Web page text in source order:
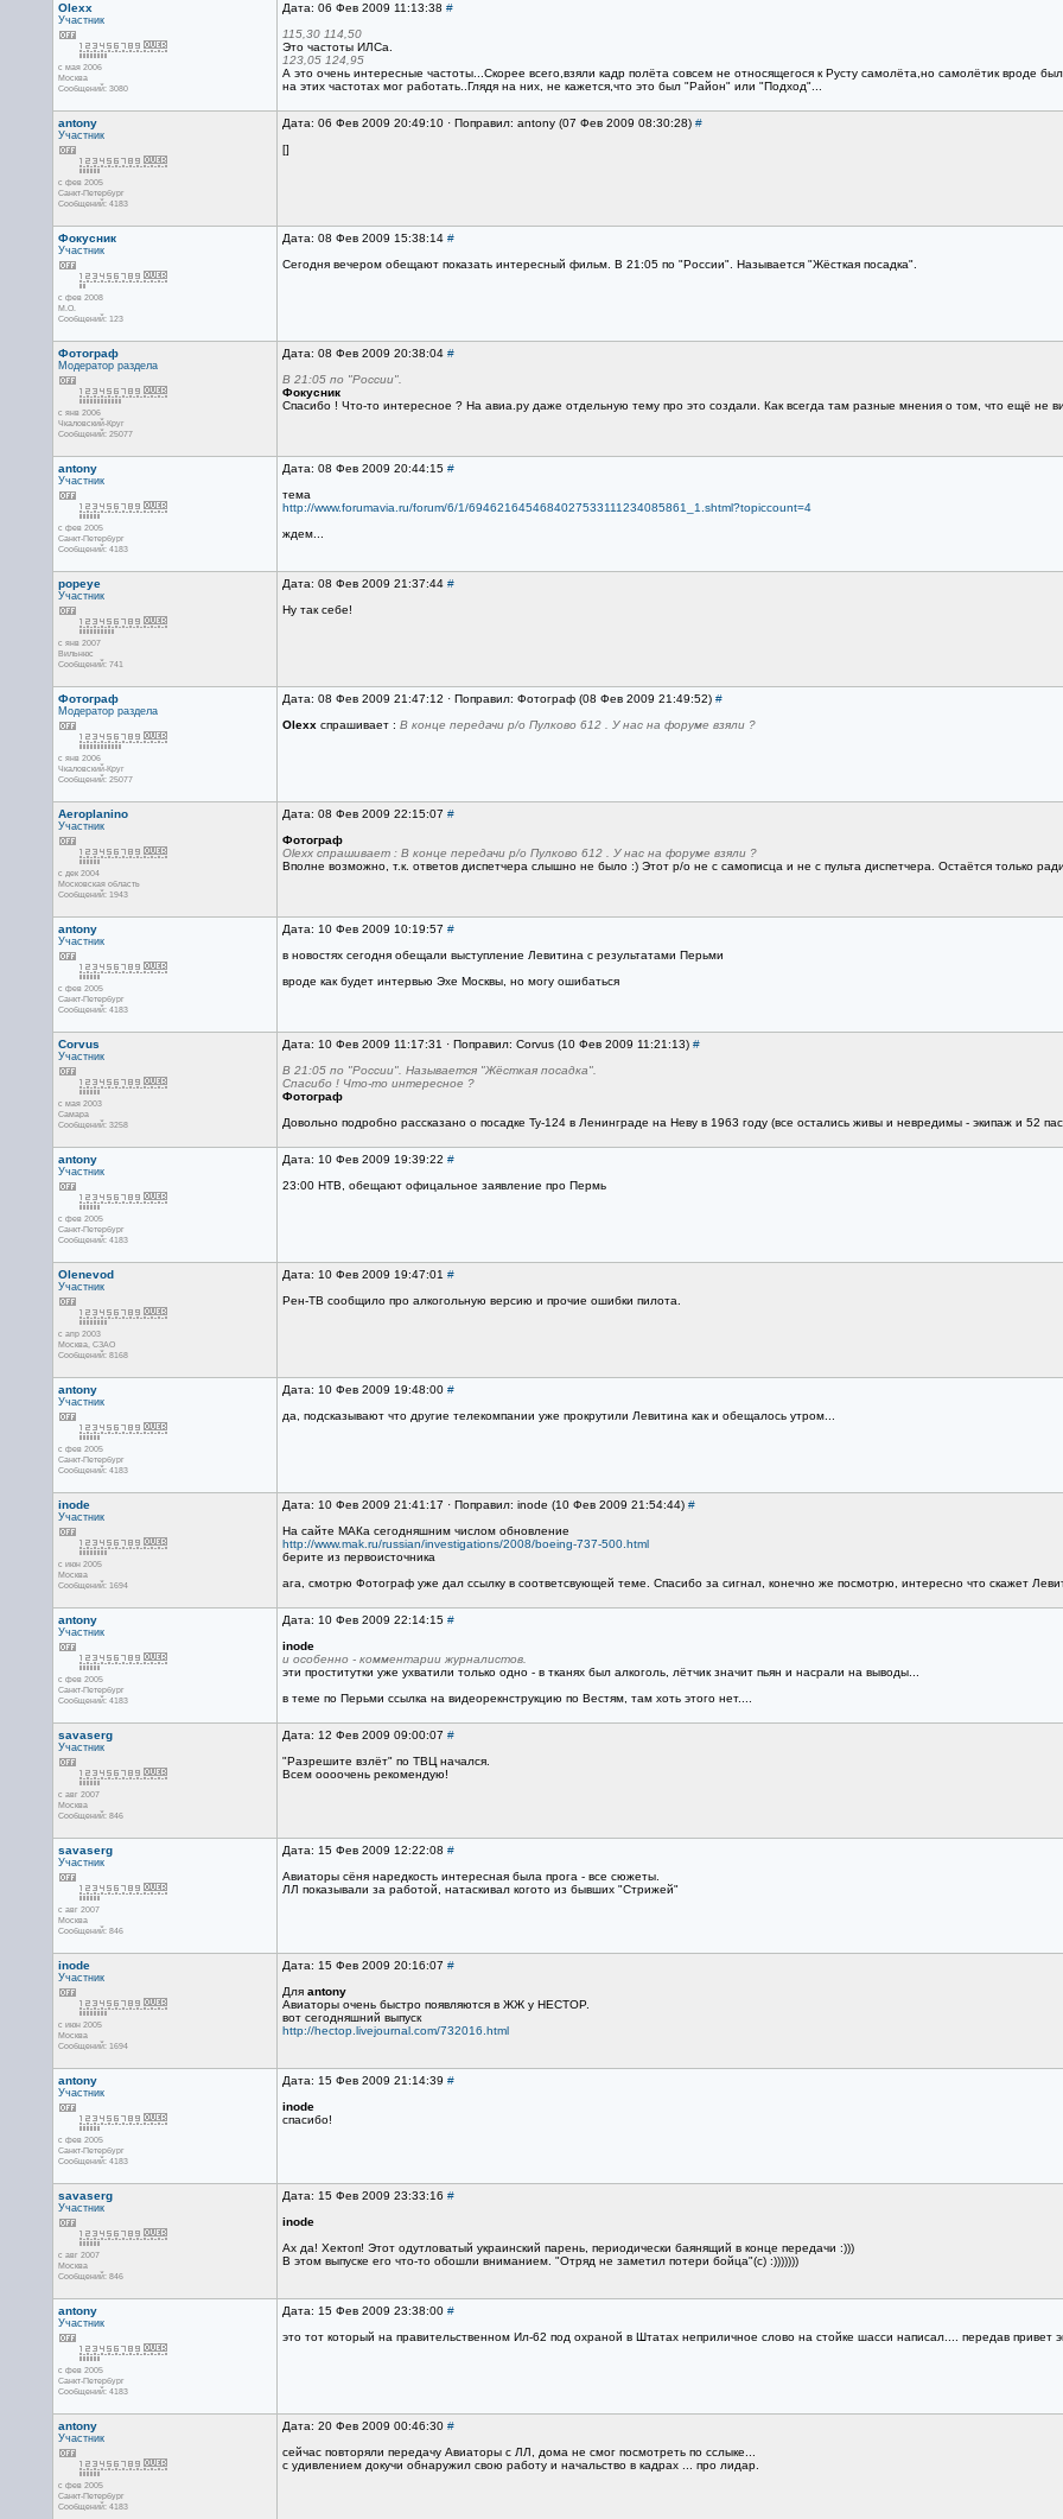
Olexx
Участник
с мая 2006
Москва
Сообщений: 3080
Дата: 06 Фев 2009 11:13:38 #
115,30 114,50
Это частоты ИЛСа.
123,05 124,95
А это очень интересные частоты...Скорее всего,взяли кадр полёта совсем не относящегося к Русту самолёта,но самолётик вроде
на этих частотах мог работать..Глядя на них, не кажется,что это был "Район" или "Подход"...
antony
Участник
с фев 2005
Санкт-Петербург
Сообщений: 4183
Дата: 06 Фев 2009 20:49:10 · Поправил: antony (07 Фев 2009 08:30:28) #
[]
Фокусник
Участник
с фев 2008
М.О.
Сообщений: 123
Дата: 08 Фев 2009 15:38:14 #
Сегодня вечером обещают показать интересный фильм. В 21:05 по "России". Называется "Жёсткая посадка".
Фотограф
Модератор раздела
с янв 2006
Чкаловский-Круг
Сообщений: 25077
Дата: 08 Фев 2009 20:38:04 #
В 21:05 по "России".
Фокусник
Спасибо ! Что-то интересное ? На авиа.ру даже отдельную тему про это создали. Как всегда там разные мнения о том, что ещё не
antony
Участник
с фев 2005
Санкт-Петербург
Сообщений: 4183
Дата: 08 Фев 2009 20:44:15 #
тема
http://www.forumavia.ru/forum/6/1/6946216454684027533111234085861_1.shtml?topiccount=4
ждем...
popeye
Участник
с янв 2007
Вильнюс
Сообщений: 741
Дата: 08 Фев 2009 21:37:44 #
Ну так себе!
Фотограф
Модератор раздела
с янв 2006
Чкаловский-Круг
Сообщений: 25077
Дата: 08 Фев 2009 21:47:12 · Поправил: Фотограф (08 Фев 2009 21:49:52) #
Olexx спрашивает : В конце передачи р/о Пулково 612 . У нас на форуме взяли ?
Aeroplanino
Участник
с дек 2004
Московская область
Сообщений: 1943
Дата: 08 Фев 2009 22:15:07 #
Фотограф
Olexx спрашивает : В конце передачи р/о Пулково 612 . У нас на форуме взяли ?
Вполне возможно, т.к. ответов диспетчера слышно не было :) Этот р/о не с самописца и не с пульта диспетчера. Остаётся только
antony
Участник
с фев 2005
Санкт-Петербург
Сообщений: 4183
Дата: 10 Фев 2009 10:19:57 #
в новостях сегодня обещали выступление Левитина с результатами Перьми
вроде как будет интервью Эхе Москвы, но могу ошибаться
Corvus
Участник
с мая 2003
Самара
Сообщений: 3258
Дата: 10 Фев 2009 11:17:31 · Поправил: Corvus (10 Фев 2009 11:21:13) #
В 21:05 по "России". Называется "Жёсткая посадка".
Спасибо ! Что-то интересное ?
Фотограф
Довольно подробно рассказано о посадке Ту-124 в Ленинграде на Неву в 1963 году (все остались живы и невредимы - экипаж и 52
antony
Участник
с фев 2005
Санкт-Петербург
Сообщений: 4183
Дата: 10 Фев 2009 19:39:22 #
23:00 НТВ, обещают офицальное заявление про Пермь
Olenevod
Участник
с апр 2003
Москва, СЗАО
Сообщений: 8168
Дата: 10 Фев 2009 19:47:01 #
Рен-ТВ сообщило про алкогольную версию и прочие ошибки пилота.
antony
Участник
с фев 2005
Санкт-Петербург
Сообщений: 4183
Дата: 10 Фев 2009 19:48:00 #
да, подсказывают что другие телекомпании уже прокрутили Левитина как и обещалось утром...
inode
Участник
с июн 2005
Москва
Сообщений: 1694
Дата: 10 Фев 2009 21:41:17 · Поправил: inode (10 Фев 2009 21:54:44) #
На сайте МАКа сегодняшним числом обновление
http://www.mak.ru/russian/investigations/2008/boeing-737-500.html
берите из первоисточника
ага, смотрю Фотограф уже дал ссылку в соответсвующей теме. Спасибо за сигнал, конечно же посмотрю, интересно что скажет
antony
Участник
с фев 2005
Санкт-Петербург
Сообщений: 4183
Дата: 10 Фев 2009 22:14:15 #
inode
и особенно - комментарии журналистов.
эти проститутки уже ухватили только одно - в тканях был алкоголь, лётчик значит пьян и насрали на выводы...
в теме по Перьми ссылка на видеорекнструкцию по Вестям, там хоть этого нет....
savaserg
Участник
с авг 2007
Москва
Сообщений: 846
Дата: 12 Фев 2009 09:00:07 #
"Разрешите взлёт" по ТВЦ начался.
Всем оооочень рекомендую!
savaserg
Участник
с авг 2007
Москва
Сообщений: 846
Дата: 15 Фев 2009 12:22:08 #
Авиаторы сёня наредкость интересная была прога - все сюжеты.
ЛЛ показывали за работой, натаскивал когото из бывших "Стрижей"
inode
Участник
с июн 2005
Москва
Сообщений: 1694
Дата: 15 Фев 2009 20:16:07 #
Для antony
Авиаторы очень быстро появляются в ЖЖ у HECTOP.
вот сегодняшний выпуск
http://hectop.livejournal.com/732016.html
antony
Участник
с фев 2005
Санкт-Петербург
Сообщений: 4183
Дата: 15 Фев 2009 21:14:39 #
inode
спасибо!
savaserg
Участник
с авг 2007
Москва
Сообщений: 846
Дата: 15 Фев 2009 23:33:16 #
inode
Ах да! Хектоп! Этот одутловатый украинский парень, периодически баянящий в конце передачи :)))
В этом выпуске его что-то обошли вниманием. "Отряд не заметил потери бойца"(с) :)))))))
antony
Участник
с фев 2005
Санкт-Петербург
Сообщений: 4183
Дата: 15 Фев 2009 23:38:00 #
это тот который на правительственном Ил-62 под охраной в Штатах неприличное слово на стойке шасси написал.... передав привет
antony
Участник
с фев 2005
Санкт-Петербург
Сообщений: 4183
Дата: 20 Фев 2009 00:46:30 #
сейчас повторяли передачу Авиаторы с ЛЛ, дома не смог посмотреть по сслыке...
с удивлением докучи обнаружил свою работу и начальство в кадрах ... про лидар.